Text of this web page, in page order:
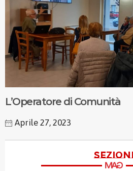
L’Operatore di Comunità
Aprile 27, 2023